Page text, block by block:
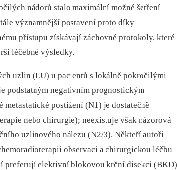
nádorů stalo maximální možné šetření
významnější postavení proto díky
přístupu získávají záchovné protokoly, které
léčebné výsledky.
uzlin (LU) u pacientů s lokálně pokročilými
podstatným negativním prognostickým
metastatické postižení (N1) je dostatečně
nebo chirurgie); neexistuje však názorová
uzlinového nálezu (N2/3). Někteří autoři
observaci a chirurgickou léčbu
preferují elektivní blokovou krční disekci (BKD)